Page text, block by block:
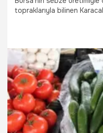
topraklarıyla bilinen
kaldığını hatırlattı.
29.03.2026 Bursa